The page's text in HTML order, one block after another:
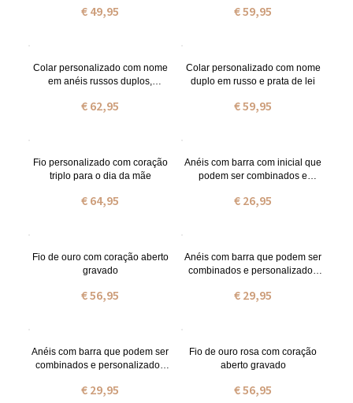
€ 49,95 € 59,95
Colar personalizado com nome
em anéis russos duplos,
€ 62,95
Colar personalizado com nome
duplo em russo e prata de lei
€ 59,95
Fio personalizado com coração
triplo para o dia da mãe
€ 64,95
Anéis com barra com inicial que
podem ser combinados e
€ 26,95
Fio de ouro com coração aberto
gravado
€ 56,95
Anéis com barra que podem ser
combinados e personalizados
€ 29,95
Anéis com barra que podem ser
combinados e personalizados
€ 29,95
Fio de ouro rosa com coração
aberto gravado
€ 56,95